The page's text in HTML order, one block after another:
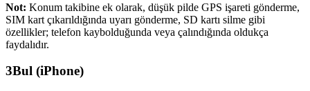
Not: Konum takibine ek olarak, düşük pilde GPS işareti gönderme,
SIM kart çıkarıldığında uyarı gönderme, SD kartı silme gibi
özellikler; telefon kaybolduğunda veya çalındığında oldukça
faydalıdır.
3Bul (iPhone)